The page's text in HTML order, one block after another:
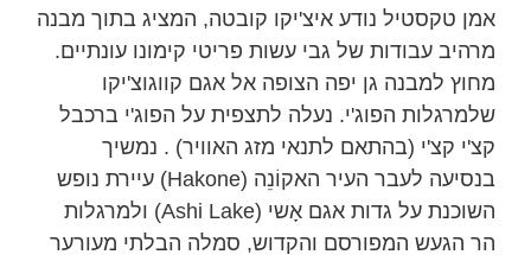
אמן טקסטיל נודע איצ'יקו קובטה, המציג בתוך מבנה
מרהיב עבודות של גבי עשות פריטי קימונו עונתיים.
מחוץ למבנה גן יפה הצופה אל אגם קווגוצ'יקו
שלמרגלות הפוג'י. נעלה לתצפית על הפוג'י ברכבל
קצ'י קצ'י (בהתאם לתנאי מזג האוויר) . נמשיך
בנסיעה לעבר העיר האקוֹנֵה (Hakone) עיירת נופש
השוכנת על גדות אגם אָשי (Ashi Lake) ולמרגלות
הר הגעש המפורסם והקדוש, סמלה הבלתי מעורער